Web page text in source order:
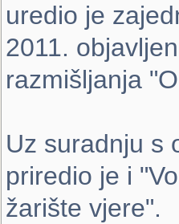
uredio je
2011.
razmišljanja
Uz suradnju s
priredio je i
žarište vjere".